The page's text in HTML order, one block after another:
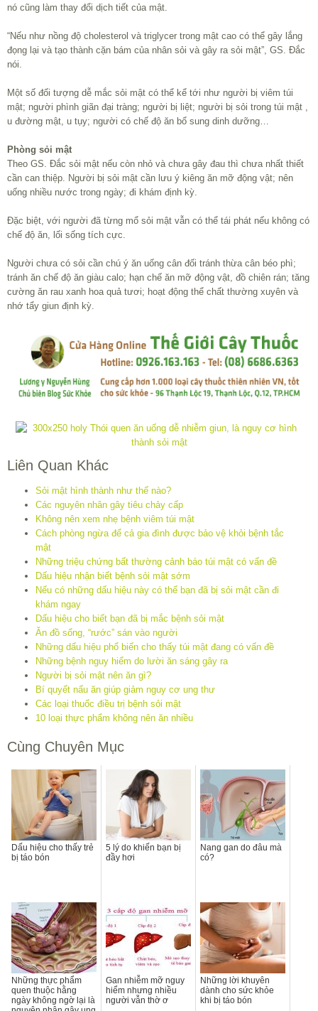
nó cũng làm thay đổi dịch tiết của mật.
“Nếu như nồng độ cholesterol và triglycer trong mật cao có thể gây lắng
đọng lại và tạo thành cặn bám của nhân sỏi và gây ra sỏi mật”, GS. Đắc
nói.
Một số đối tượng dễ mắc sỏi mật có thể kể tới như người bị viêm túi
mật; người phình giãn đại tràng; người bị liệt; người bị sỏi trong túi mật ,
u đường mật, u tụy; người có chế độ ăn bổ sung dinh dưỡng…
Phòng sỏi mật
Theo GS. Đắc sỏi mật nếu còn nhỏ và chưa gây đau thì chưa nhất thiết
cần can thiệp. Người bị sỏi mật cần lưu ý kiêng ăn mỡ động vật; nên
uống nhiều nước trong ngày; đi khám định kỳ.
Đặc biệt, với người đã từng mổ sỏi mật vẫn có thể tái phát nếu không có
chế độ ăn, lối sống tích cực.
Người chưa có sỏi cần chú ý ăn uống cân đối tránh thừa cân béo phì;
tránh ăn chế độ ăn giàu calo; hạn chế ăn mỡ động vật, đồ chiên rán; tăng
cường ăn rau xanh hoa quả tươi; hoạt động thể chất thường xuyên và
nhớ tẩy giun định kỳ.
Liên Quan Khác
Sỏi mật hình thành như thế nào?
Các nguyên nhân gây tiêu chảy cấp
Không nên xem nhẹ bệnh viêm túi mật
Cách phòng ngừa để cả gia đình được bảo vệ khỏi bệnh tắc
mật
Những triệu chứng bất thường cảnh báo túi mật có vấn đề
Dấu hiệu nhận biết bệnh sỏi mật sớm
Nếu có những dấu hiệu này có thể bạn đã bị sỏi mật cần đi
khám ngay
Dấu hiệu cho biết bạn đã bị mắc bệnh sỏi mật
Ăn đồ sống, “rước” sán vào người
Những dấu hiệu phổ biến cho thấy túi mật đang có vấn đề
Những bệnh nguy hiểm do lười ăn sáng gây ra
Người bị sỏi mật nên ăn gì?
Bí quyết nấu ăn giúp giảm nguy cơ ung thư
Các loại thuốc điều trị bệnh sỏi mật
10 loại thực phẩm không nên ăn nhiều
Cùng Chuyên Mục
Dấu hiệu cho thấy trẻ
bị táo bón
5 lý do khiến bạn bị
đầy hơi
Nang gan do đâu mà
có?
Những thực phẩm
quen thuộc hằng
ngày không ngờ lại là
Gan nhiễm mỡ nguy
hiểm nhưng nhiều
người vẫn thờ ơ
Những lời khuyên
dành cho sức khỏe
khi bị táo bón